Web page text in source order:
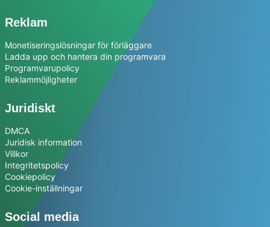
Reklam
Monetiseringslösningar för förläggare
Ladda upp och hantera din programvara
Programvarupolicy
Reklammöjligheter
Juridiskt
DMCA
Juridisk information
Villkor
Integritetspolicy
Cookiepolicy
Cookie-inställningar
Social media